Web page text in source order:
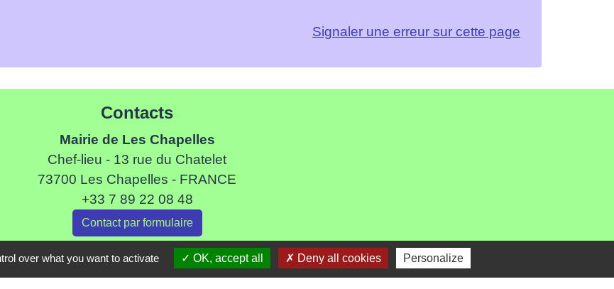
Signaler une erreur sur cette page
Contacts
Mairie de Les Chapelles
Chef-lieu - 13 rue du Chatelet
73700 Les Chapelles - FRANCE
+33 7 89 22 08 48
Contact par formulaire
over what you want to activate OK, accept all Deny all cookies Personalize